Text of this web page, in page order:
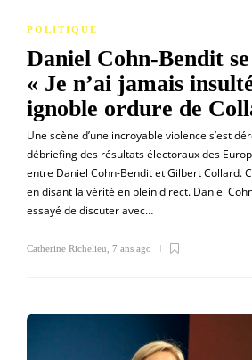
POLITIQUE
Daniel Cohn-Bendit
« Je n’ai jamais
ignoble ordure de
Une scène d’une incroyable violence s’est
débriefing des résultats électoraux des
entre Daniel Cohn-Bendit et Gilbert Collard.
en disant la vérité en plein direct. Daniel
essayé de discuter avec…
Catherine Richelieu 7 ans ago